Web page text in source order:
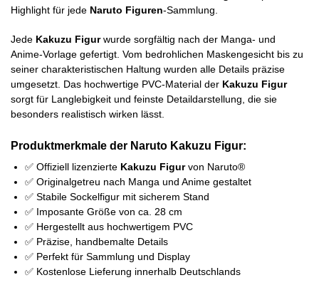
Highlight für jede Naruto Figuren-Sammlung.
Jede Kakuzu Figurwurde sorgfältig nach der Manga- und
Anime-Vorlage gefertigt. Vom bedrohlichen Maskengesicht bis zu
seiner charakteristischen Haltung wurden alle Details präzise
umgesetzt. Das hochwertige PVC-Material der Kakuzu Figur
sorgt für Langlebigkeit und feinste Detaildarstellung, die sie
besonders realistisch wirken lässt.
Produktmerkmale der Naruto Kakuzu Figur:
✅ Offiziell lizenzierte Kakuzu Figurvon Naruto®
✅ Originalgetreu nach Manga und Anime gestaltet
✅ Stabile Sockelfigur mit sicherem Stand
✅ Imposante Größe von ca. 28 cm
✅ Hergestellt aus hochwertigem PVC
✅ Präzise, handbemalte Details
✅ Perfekt für Sammlung und Display
✅ Kostenlose Lieferung innerhalb Deutschlands